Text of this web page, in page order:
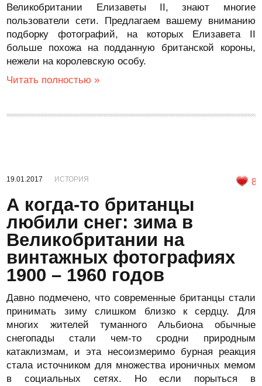
Великобритании Елизаветы II, знают многие
пользователи сети. Предлагаем вашему вниманию
подборку фотографий, на которых Елизавета II
больше похожа на подданную британской короны,
нежели на королевскую особу.
Читать полностью »
19.01.2017 ИСТОРИЯ 8
А когда-то британцы
любили снег: зима в
Великобритании на
винтажных фотографиях
1900 – 1960 годов
Давно подмечено, что современные британцы стали
принимать зиму слишком близко к сердцу. Для
многих жителей туманного Альбиона обычные
снегопады стали чем-то сродни природным
катаклизмам, и эта несоизмеримо бурная реакция
стала источником для множества ироничных мемом
в социальных сетях. Но если порыться в